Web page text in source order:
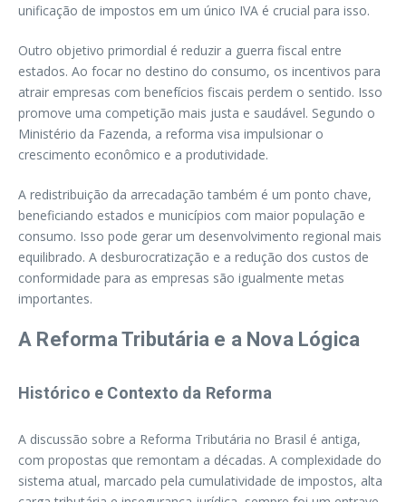
unificação de impostos em um único IVA é crucial para isso.
Outro objetivo primordial é reduzir a guerra fiscal entre
estados. Ao focar no destino do consumo, os incentivos para
atrair empresas com benefícios fiscais perdem o sentido. Isso
promove uma competição mais justa e saudável. Segundo o
Ministério da Fazenda, a reforma visa impulsionar o
crescimento econômico e a produtividade.
A redistribuição da arrecadação também é um ponto chave,
beneficiando estados e municípios com maior população e
consumo. Isso pode gerar um desenvolvimento regional mais
equilibrado. A desburocratização e a redução dos custos de
conformidade para as empresas são igualmente metas
importantes.
A Reforma Tributária e a Nova Lógica
Histórico e Contexto da Reforma
A discussão sobre a Reforma Tributária no Brasil é antiga,
com propostas que remontam a décadas. A complexidade do
sistema atual, marcado pela cumulatividade de impostos, alta